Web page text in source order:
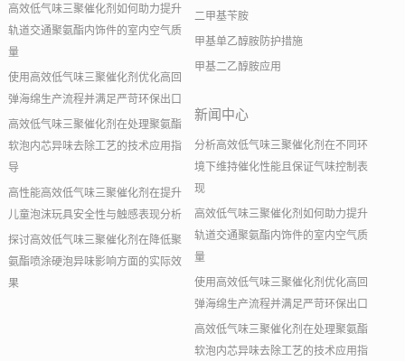
高效低气味三聚催化剂如何助力提升
轨道交通聚氨酯内饰件的室内空气质
量
使用高效低气味三聚催化剂优化高回
弹海绵生产流程并满足严苛环保出口
高效低气味三聚催化剂在处理聚氨酯
软泡内芯异味去除工艺的技术应用指
导
高性能高效低气味三聚催化剂在提升
儿童泡沫玩具安全性与触感表现分析
探讨高效低气味三聚催化剂在降低聚
氨酯喷涂硬泡异味影响方面的实际效
果
二甲基苄胺
甲基单乙醇胺防护措施
甲基二乙醇胺应用
新闻中心
分析高效低气味三聚催化剂在不同环
境下维持催化性能且保证气味控制表
现
高效低气味三聚催化剂如何助力提升
轨道交通聚氨酯内饰件的室内空气质
量
使用高效低气味三聚催化剂优化高回
弹海绵生产流程并满足严苛环保出口
高效低气味三聚催化剂在处理聚氨酯
软泡内芯异味去除工艺的技术应用指